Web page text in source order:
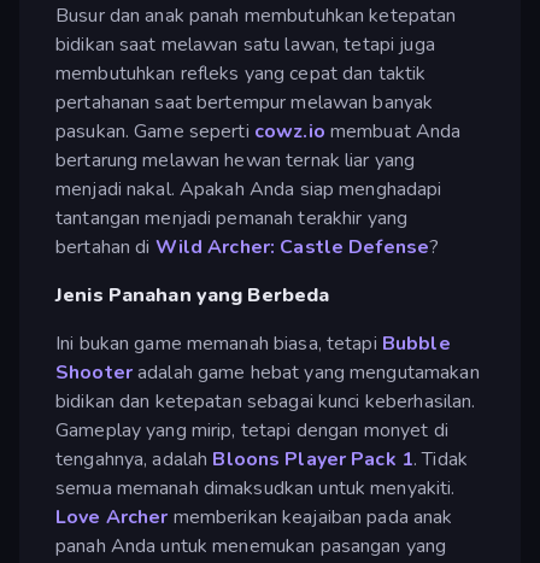
Busur dan anak panah membutuhkan ketepatan
bidikan saat melawan satu lawan, tetapi juga
membutuhkan refleks yang cepat dan taktik
pertahanan saat bertempur melawan banyak
pasukan. Game seperti cowz.io membuat Anda
bertarung melawan hewan ternak liar yang
menjadi nakal. Apakah Anda siap menghadapi
tantangan menjadi pemanah terakhir yang
bertahan di Wild Archer: Castle Defense?
Jenis Panahan yang Berbeda
Ini bukan game memanah biasa, tetapi Bubble
Shooteradalah game hebat yang mengutamakan
bidikan dan ketepatan sebagai kunci keberhasilan.
Gameplay yang mirip, tetapi dengan monyet di
tengahnya, adalah Bloons Player Pack 1. Tidak
semua memanah dimaksudkan untuk menyakiti.
Love Archer memberikan keajaiban pada anak
panah Anda untuk menemukan pasangan yang